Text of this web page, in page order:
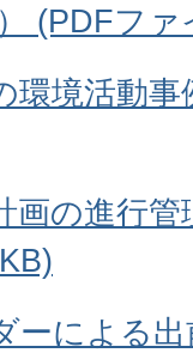
(PDFフ
環境活動
画の進行
ーによる